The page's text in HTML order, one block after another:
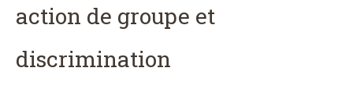
action de groupe et
discrimination